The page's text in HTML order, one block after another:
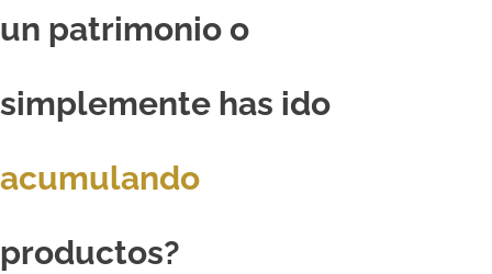
un patrimonio o
simplemente has ido
acumulando
productos?